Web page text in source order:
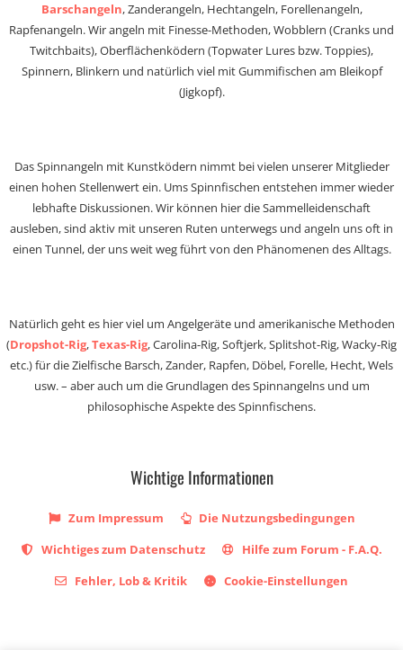
Barschangeln, Zanderangeln, Hechtangeln, Forellenangeln,
Rapfenangeln. Wir angeln mit Finesse-Methoden, Wobblern (Cranks und
Twitchbaits), Oberflächenködern (Topwater Lures bzw. Toppies),
Spinnern, Blinkern und natürlich viel mit Gummifischen am Bleikopf
(Jigkopf).
Das Spinnangeln mit Kunstködern nimmt bei vielen unserer Mitglieder
einen hohen Stellenwert ein. Ums Spinnfischen entstehen immer wieder
lebhafte Diskussionen. Wir können hier die Sammelleidenschaft
ausleben, sind aktiv mit unseren Ruten unterwegs und angeln uns oft in
einen Tunnel, der uns weit weg führt von den Phänomenen des Alltags.
Natürlich geht es hier viel um Angelgeräte und amerikanische Methoden
(Dropshot-Rig,Texas-Rig, Carolina-Rig, Softjerk, Splitshot-Rig, Wacky-Rig
etc.) für die Zielfische Barsch, Zander, Rapfen, Döbel, Forelle, Hecht, Wels
usw. – aber auch um die Grundlagen des Spinnangelns und um
philosophische Aspekte des Spinnfischens.
Wichtige Informationen
Zum Impressum
Die Nutzungsbedingungen
Wichtiges zum Datenschutz
Hilfe zum Forum - F.A.Q.
Fehler, Lob & Kritik
Cookie-Einstellungen